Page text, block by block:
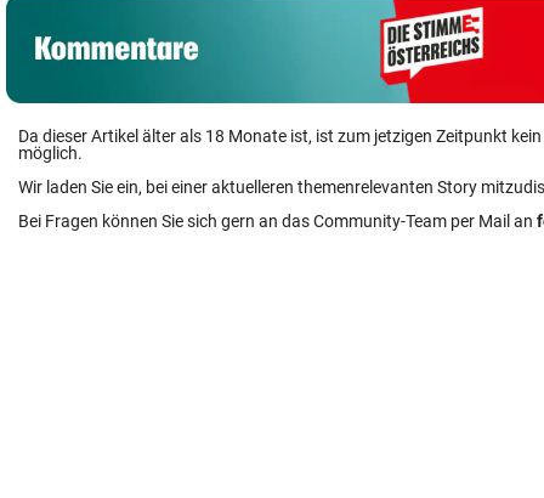
Da dieser Artikel älter als 18 Monate ist, ist zum jetzigen Zeitpunkt
möglich.
Wir laden Sie ein, bei einer aktuelleren themenrelevanten Story
Bei Fragen können Sie sich gern an das Community-Team per Mail an